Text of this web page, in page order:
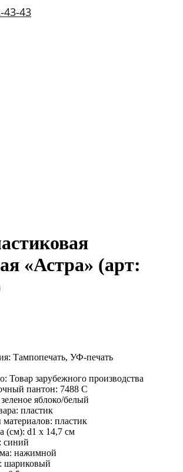
«Астра» (арт:
Тампопечать, УФ-печать
Товар зарубежного производства
пантон: 7488 C
яблоко/белый
пластик
пластик
(см): d1 х 14,7 см
синий
нажимной
шариковый